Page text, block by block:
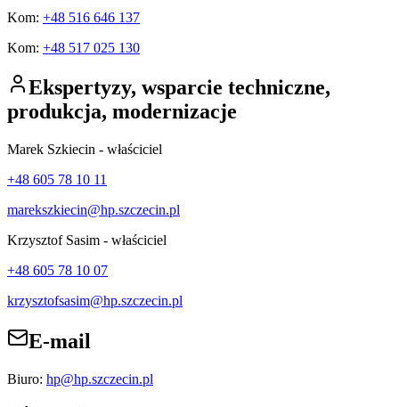
Kom: +48 516 646 137
Kom: +48 517 025 130
Ekspertyzy, wsparcie techniczne,
produkcja, modernizacje
Marek Szkiecin - właściciel
+48 605 78 10 11
marekszkiecin@hp.szczecin.pl
Krzysztof Sasim - właściciel
+48 605 78 10 07
krzysztofsasim@hp.szczecin.pl
E-mail
Biuro: hp@hp.szczecin.pl